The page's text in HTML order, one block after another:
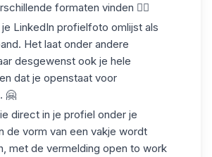
formaten vinden 👇🏼
LinkedIn profielfoto omlijst als
Het laat onder andere
desgewenst ook je hele
dat je openstaat voor
🤗
direct in je profiel onder je
de vorm van een vakje wordt
met de vermelding open to work